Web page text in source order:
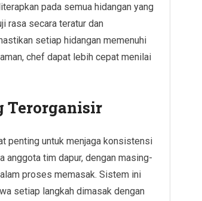
pada semua hidangan yang
rasa secara teratur dan
setiap hidangan memenuhi
chef dapat lebih cepat menilai
Terorganisir
penting untuk menjaga konsistensi
anggota tim dapur, dengan masing-
proses memasak. Sistem ini
setiap langkah dimasak dengan